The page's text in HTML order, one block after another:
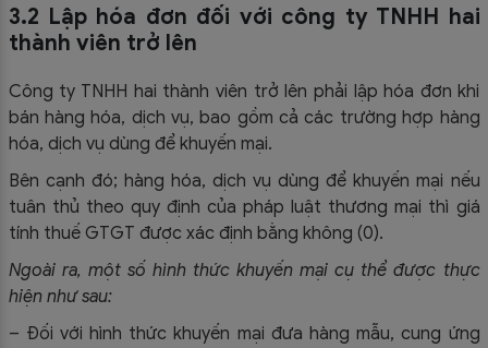
3.2 Lập hóa đơn đối với công ty TNHH hai
thành viên trở lên
Công ty TNHH hai thành viên trở lên phải lập hóa đơn khi
bán hàng hóa, dịch vụ, bao gồm cả các trường hợp hàng
hóa, dịch vụ dùng để khuyến mại.
Bên cạnh đó; hàng hóa, dịch vụ dùng để khuyến mại nếu
tuân thủ theo quy định của pháp luật thương mại thì giá
tính thuế GTGT được xác định bằng không (0).
Ngoài ra, một số hình thức khuyến mại cụ thể được thực
hiện như sau:
– Đối với hình thức khuyến mại đưa hàng mẫu, cung ứng